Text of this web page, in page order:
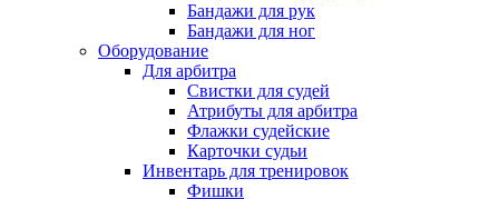
Бандажи для рук
Бандажи для ног
Оборудование
Для арбитра
Свистки для судей
Атрибуты для арбитра
Флажки судейские
Карточки судьи
Инвентарь для тренировок
Фишки